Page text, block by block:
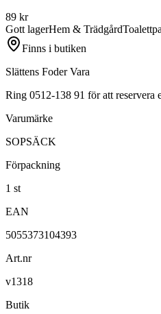
89 kr
Gott lagerHem & Trädgård
Finns i butiken
Slättens Foder Vara
Ring 0512-138 91 för att reservera
Varumärke
SOPSÄCK
Förpackning
1 st
EAN
5055373104393
Art.nr
v1318
Butik